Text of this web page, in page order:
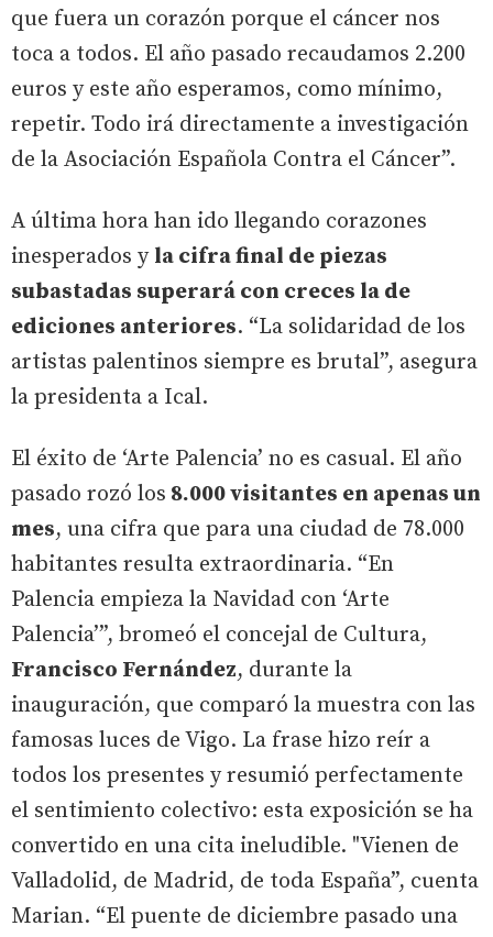
que fuera un corazón porque el cáncer nos
toca a todos. El año pasado recaudamos 2.200
euros y este año esperamos, como mínimo,
repetir. Todo irá directamente a investigación
de la Asociación Española Contra el Cáncer”.
A última hora han ido llegando corazones
inesperados y la cifra final de piezas
subastadas superará con creces la de
ediciones anteriores. “La solidaridad de los
artistas palentinos siempre es brutal”, asegura
la presidenta a Ical.
El éxito de ‘Arte Palencia’ no es casual. El año
pasado rozó los 8.000 visitantes en apenas un
mes, una cifra que para una ciudad de 78.000
habitantes resulta extraordinaria. “En
Palencia empieza la Navidad con ‘Arte
Palencia’”, bromeó el concejal de Cultura,
Francisco Fernández, durante la
inauguración, que comparó la muestra con las
famosas luces de Vigo. La frase hizo reír a
todos los presentes y resumió perfectamente
el sentimiento colectivo: esta exposición se ha
convertido en una cita ineludible. "Vienen de
Valladolid, de Madrid, de toda España”, cuenta
Marian. “El puente de diciembre pasado una